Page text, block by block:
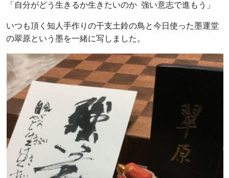
「自分がどう生きるか生きたいのか 強い意志で進もう」
いつも頂く知人手作りの干支土鈴の鳥と今日使った墨運堂
の翠原という墨を一緒に写しました。